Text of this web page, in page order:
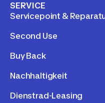
SERVICE
Servicepoint &
Second Use
Buy Back
Nachhaltigkeit
Dienstrad-Leasing